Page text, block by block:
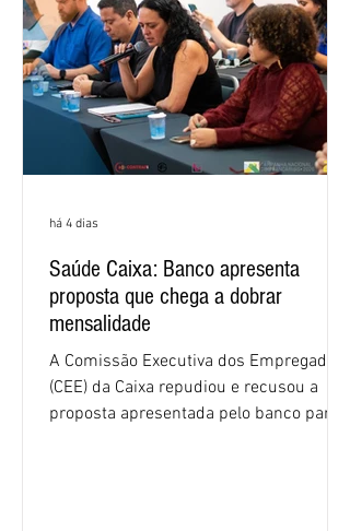
(Bradesco, Itaú e Santander). Segundo o
Saúde Caixa: Banco apresenta
proposta que chega a dobrar
mensalidade
A Comissão Executiva dos Empregados
(CEE) da Caixa repudiou e recusou a
proposta apresentada pelo banco para o
há 4 dias